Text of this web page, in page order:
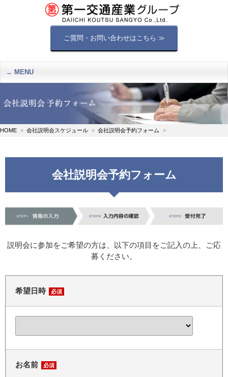
ご質問・お問い合わせはこちら ≫
MENU
HOME 会社説明会スケジュール 会社説明会予約フォーム
会社説明会予約フォーム
説明会に参加をご希望の方は、以下の項目をご記入の上、ご応
募ください。
希望日時 必須
お名前 必須